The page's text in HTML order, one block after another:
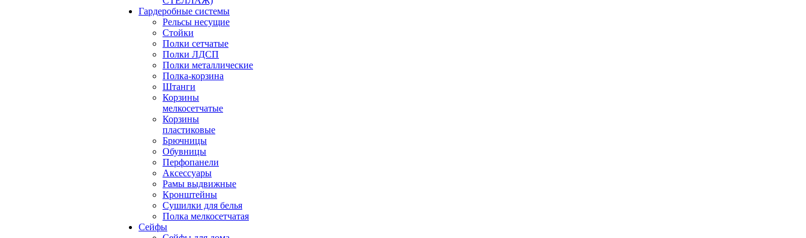
Гардеробные системы
Рельсы несущие
Стойки
Полки сетчатые
Полки ЛДСП
Полки металлические
Полка-корзина
Штанги
Корзины
мелкосетчатые
Корзины
пластиковые
Брючницы
Обувницы
Перфопанели
Аксессуары
Рамы выдвижные
Кронштейны
Сушилки для белья
Полка мелкосетчатая
Сейфы